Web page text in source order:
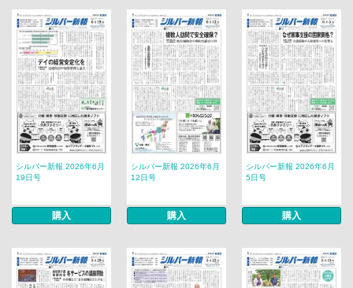
シルバー新報 2026年6月
19日号
購入
シルバー新報 2026年6月
12日号
購入
シルバー新報 2026年6月
5日号
購入